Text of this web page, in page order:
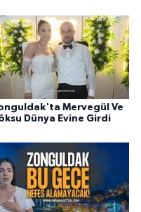
Mervegül Ve
Dünya Evine Girdi